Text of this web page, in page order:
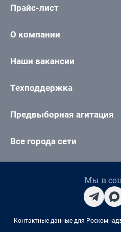
Прайс-лист
О компании
Наши вакансии
Техподдержка
Предвыборная агитация
Все города сети
Мы в
Контактные данные для